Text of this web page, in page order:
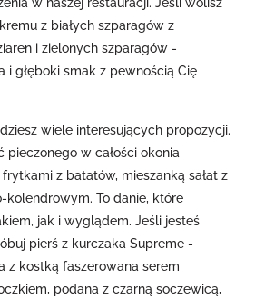
w naszej restauracji. Jeśli wolisz
z białych szparagów z
i zielonych szparagów -
i głęboki smak z pewnością Cię
wiele interesujących propozycji.
w całości okonia
z batatów, mieszanką sałat z
To danie, które
jak i wyglądem. Jeśli jesteś
pierś z kurczaka Supreme -
z kostką faszerowana serem
podana z czarną soczewicą,